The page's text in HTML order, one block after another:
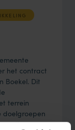
het contract
Boekel. Dit
terrein
doelgroepen